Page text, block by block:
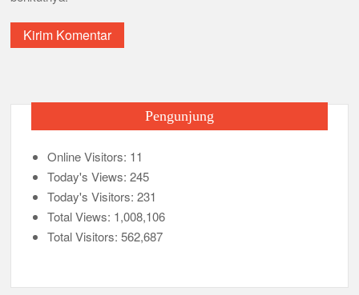
Pengunjung
Online Visitors: 11
Today's Views:245
Today's Visitors:231
Total Views: 1,008,106
Total Visitors:562,687